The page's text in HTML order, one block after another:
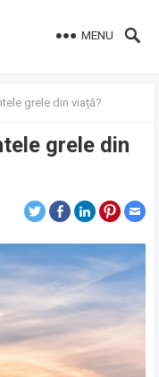
MENU
grele din viață?
grele din